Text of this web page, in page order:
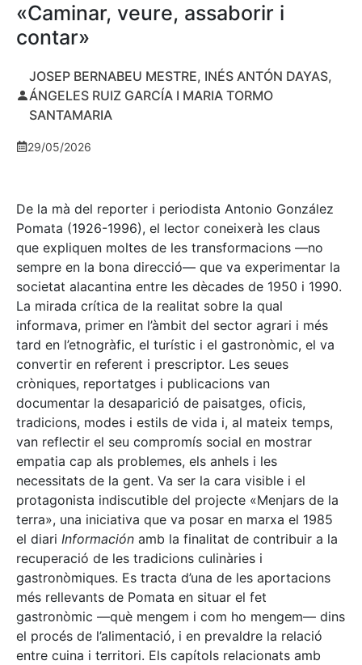
«Caminar, veure, assaborir i
contar»
JOSEP BERNABEU MESTRE, INÉS ANTÓN DAYAS,
ÁNGELES RUIZ GARCÍA I MARIA TORMO
SANTAMARIA
29/05/2026
De la mà del reporter i periodista Antonio González
Pomata (1926-1996), el lector coneixerà les claus
que expliquen moltes de les transformacions —no
sempre en la bona direcció— que va experimentar la
societat alacantina entre les dècades de 1950 i 1990.
La mirada crítica de la realitat sobre la qual
informava, primer en l’àmbit del sector agrari i més
tard en l’etnogràfic, el turístic i el gastronòmic, el va
convertir en referent i prescriptor. Les seues
cròniques, reportatges i publicacions van
documentar la desaparició de paisatges, oficis,
tradicions, modes i estils de vida i, al mateix temps,
van reflectir el seu compromís social en mostrar
empatia cap als problemes, els anhels i les
necessitats de la gent. Va ser la cara visible i el
protagonista indiscutible del projecte «Menjars de la
terra», una iniciativa que va posar en marxa el 1985
el diari Información amb la finalitat de contribuir a la
recuperació de les tradicions culinàries i
gastronòmiques. Es tracta d’una de les aportacions
més rellevants de Pomata en situar el fet
gastronòmic —què mengem i com ho mengem— dins
el procés de l’alimentació, i en prevaldre la relació
entre cuina i territori. Els capítols relacionats amb